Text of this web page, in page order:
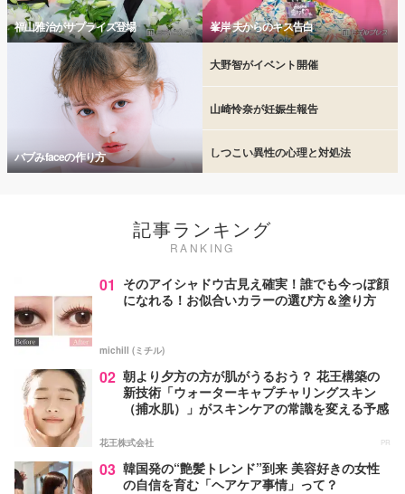
福山雅治がサプライズ登場 峯岸 夫からのキス告白
バブみfaceの作り方
大野智がイベント開催
山崎怜奈が妊娠生報告
しつこい異性の心理と対処法
記事ランキング
RANKING
01 そのアイシャドウ古見え確実！誰でも今っぽ顔
になれる！お似合いカラーの選び方＆塗り方
michill (ミチル)
02 朝より夕方の方が肌がうるおう？ 花王構築の
新技術「ウォーターキャプチャリングスキン
（捕水肌）」がスキンケアの常識を変える予感
花王株式会社 PR
03 韓国発の“艶髪トレンド”到来 美容好きの女性
の自信を育む「ヘアケア事情」って？